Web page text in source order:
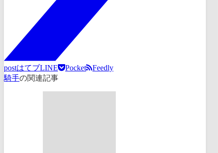
postはてブLINE Pocket
Feedly
騎手の関連記事